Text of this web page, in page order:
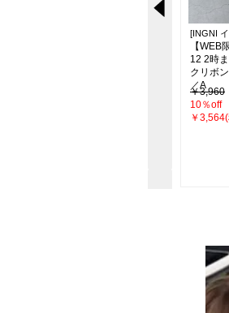
[INGNI
【WEB
12 2時
クリボ
／A
￥3,960
10％off
￥